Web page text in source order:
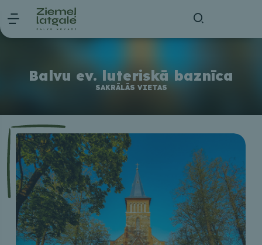
Balvu ev. luteriskā baznīca
SAKRĀLĀS VIETAS